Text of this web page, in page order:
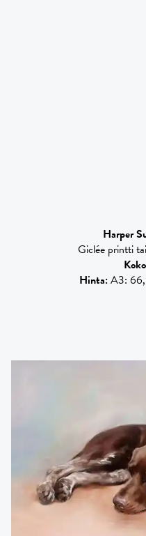
Harper
Giclée printti
Koko
Hinta:A3: